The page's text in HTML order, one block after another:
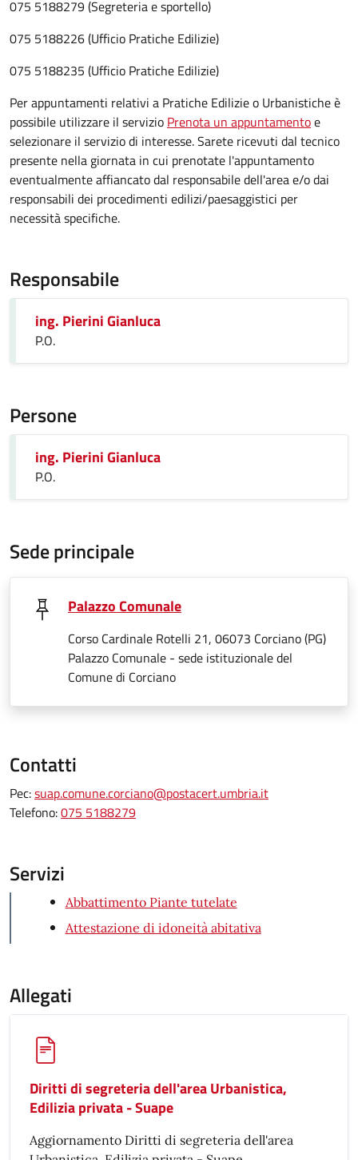
075 5188279 (Segreteria e sportello)
075 5188226 (Ufficio Pratiche Edilizie)
075 5188235 (Ufficio Pratiche Edilizie)
Per appuntamenti relativi a Pratiche Edilizie o Urbanistiche è
possibile utilizzare il servizio Prenota un appuntamentoe
selezionare il servizio di interesse. Sarete ricevuti dal tecnico
presente nella giornata in cui prenotate l'appuntamento
eventualmente affiancato dal responsabile dell'area e/o dai
responsabili dei procedimenti edilizi/paesaggistici per
necessità specifiche.
Responsabile
ing. Pierini Gianluca
P.O.
Persone
ing. Pierini Gianluca
P.O.
Sede principale
Palazzo Comunale
Corso Cardinale Rotelli 21, 06073 Corciano (PG)
Palazzo Comunale - sede istituzionale del
Comune di Corciano
Contatti
Pec:suap.comune.corciano@postacert.umbria.it
Telefono:075 5188279
Servizi
Abbattimento Piante tutelate
Attestazione di idoneità abitativa
Allegati
Diritti di segreteria dell'area Urbanistica,
Edilizia privata - Suape
Aggiornamento Diritti di segreteria dell'area